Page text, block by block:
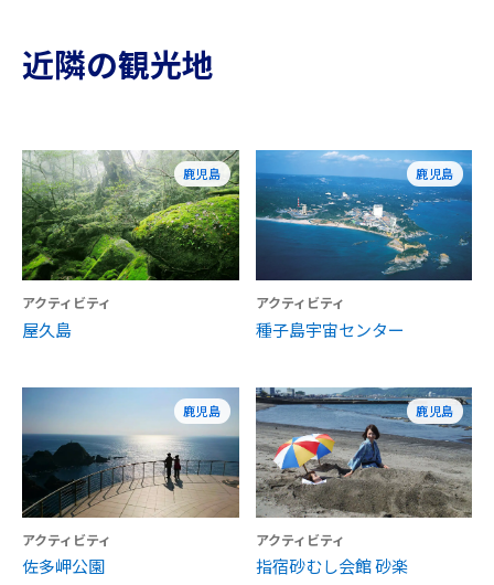
近隣の観光地
鹿児島
アクティビティ
屋久島
鹿児島
アクティビティ
種子島宇宙センター
鹿児島
アクティビティ
佐多岬公園
鹿児島
アクティビティ
指宿砂むし会館 砂楽